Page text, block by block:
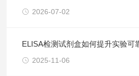
2026-07-02
ELISA检测试剂盒如何提升实验可
2025-11-06